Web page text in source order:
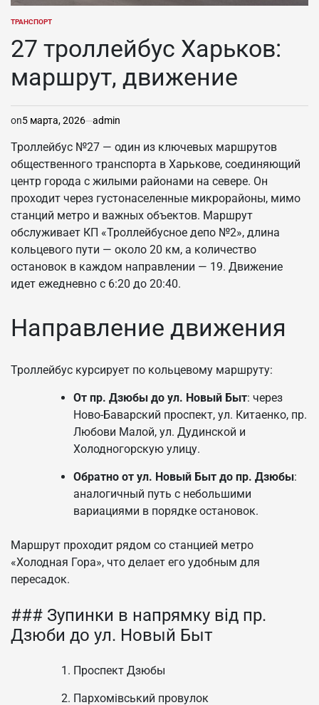
ОПУБЛИКОВАНО
ТРАНСПОРТ
27 троллейбус Харьков:
маршрут, движение
on5 марта, 2026 admin
Троллейбус №27 — один из ключевых маршрутов
общественного транспорта в Харькове, соединяющий
центр города с жилыми районами на севере. Он
проходит через густонаселенные микрорайоны, мимо
станций метро и важных объектов. Маршрут
обслуживает КП «Троллейбусное депо №2», длина
кольцевого пути — около 20 км, а количество
остановок в каждом направлении — 19. Движение
идет ежедневно с 6:20 до 20:40.
Направление движения
Троллейбус курсирует по кольцевому маршруту:
От пр. Дзюбы до ул. Новый Быт: через
Ново-Баварский проспект, ул. Китаенко, пр.
Любови Малой, ул. Дудинской и
Холодногорскую улицу.
Обратно от ул. Новый Быт до пр. Дзюбы:
аналогичный путь с небольшими
вариациями в порядке остановок.
Маршрут проходит рядом со станцией метро
«Холодная Гора», что делает его удобным для
пересадок.
### Зупинки в напрямку від пр.
Дзюби до ул. Новый Быт
Проспект Дзюбы
Пархомівський провулок